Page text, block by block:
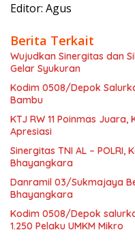
Editor: Agus
Berita Terkait
Wujudkan Sinergitas dan
Gelar Syukuran
Kodim 0508/Depok
Bambu
KTJ RW 11 Poinmas
Apresiasi
Sinergitas TNI AL –
Bhayangkara
Danramil 03/Sukmajaya
Bhayangkara
Kodim 0508/Depok
1.250 Pelaku UMKM Mikro